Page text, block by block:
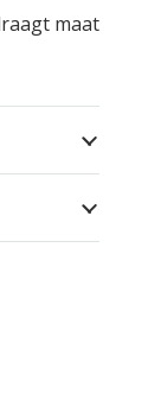
maat